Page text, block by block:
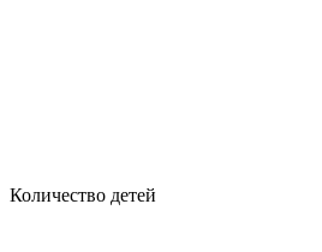
Количество детей